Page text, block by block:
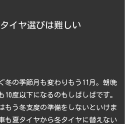
イヤ選びは難しい
冬の季節 月も変わりもう11月。 朝晩
10度以下になるのもしばしばです。
もう冬支度の準備をしないといけま
も夏タイヤから冬タイヤに替えない